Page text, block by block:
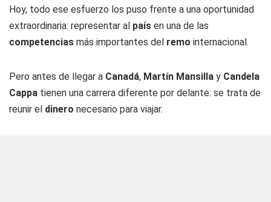
Hoy, todo ese esfuerzo los puso frente a una oportunidad
extraordinaria: representar al país en una de las
competencias más importantes del remo internacional.
Pero antes de llegar a Canadá, Martín Mansilla y Candela
Cappa tienen una carrera diferente por delante: se trata de
reunir el dinero necesario para viajar.